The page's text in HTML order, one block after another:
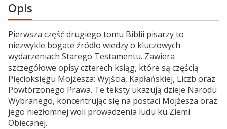
Opis
Pierwsza część drugiego tomu Biblii pisarzy to
niezwykle bogate źródło wiedzy o kluczowych
wydarzeniach Starego Testamentu. Zawiera
szczegółowe opisy czterech ksiąg, które są częścią
Pięcioksięgu Mojżesza: Wyjścia, Kapłańskiej, Liczb oraz
Powtórzonego Prawa. Te teksty ukazują dzieje Narodu
Wybranego, koncentrując się na postaci Mojżesza oraz
jego niezłomnej woli prowadzenia ludu ku Ziemi
Obiecanej.